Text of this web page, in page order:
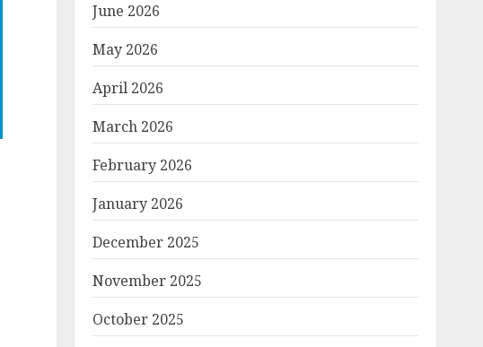
June 2026
May 2026
April 2026
March 2026
February 2026
January 2026
December 2025
November 2025
October 2025